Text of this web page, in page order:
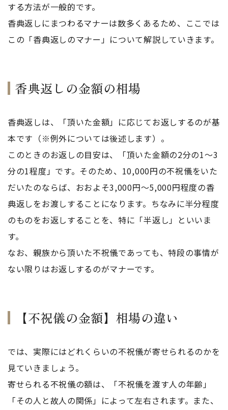
する方法が一般的です。
香典返しにまつわるマナーは数多くあるため、ここでは
この「香典返しのマナー」について解説していきます。
香典返しの金額の相場
香典返しは、「頂いた金額」に応じてお返しするのが基
本です（※例外については後述します）。
このときのお返しの目安は、「頂いた金額の2分の1～3
分の1程度」です。そのため、10,000円の不祝儀をいた
だいたのならば、おおよそ3,000円～5,000円程度の香
典返しをお渡しすることになります。ちなみに半分程度
のものをお返しすることを、特に「半返し」といいま
す。
なお、親族から頂いた不祝儀であっても、特段の事情が
ない限りはお返しするのがマナーです。
【不祝儀の金額】相場の違い
では、実際にはどれくらいの不祝儀が寄せられるのかを
見ていきましょう。
寄せられる不祝儀の額は、「不祝儀を渡す人の年齢」
「その人と故人の関係」によって左右されます。また、